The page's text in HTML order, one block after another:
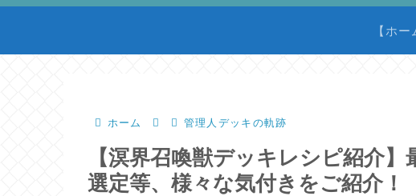
【ホー
ホーム 管理人デッキの軌跡
【溟界召喚獣デッキレシピ紹介
選定等、様々な気付きをご紹介！